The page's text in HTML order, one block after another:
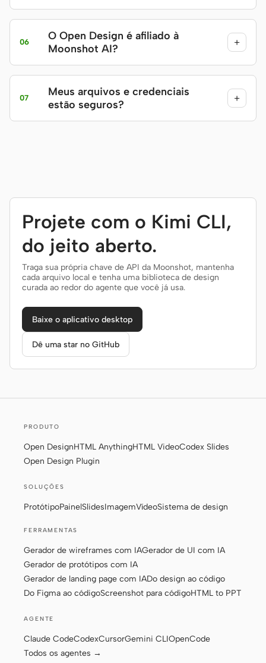
06
O Open Design é afiliado à
Moonshot AI?
+
07
Meus arquivos e credenciais
estão seguros?
+
Projete com o Kimi CLI,
do jeito aberto.
Traga sua própria chave de API da Moonshot, mantenha
cada arquivo local e tenha uma biblioteca de design
curada ao redor do agente que você já usa.
Baixe o aplicativo desktop
Dê uma star no GitHub
PRODUTO
Open DesignHTML AnythingHTML VideoCodex Slides
Open Design Plugin
SOLUÇÕES
ProtótipoPainelSlidesImagemVídeoSistema de design
FERRAMENTAS
Gerador de wireframes com IAGerador de UI com IA
Gerador de protótipos com IA
Gerador de landing page com IADo design ao código
Do Figma ao códigoScreenshot para códigoHTML to PPT
AGENTE
Claude CodeCodexCursorGemini CLIOpenCode
Todos os agentes →